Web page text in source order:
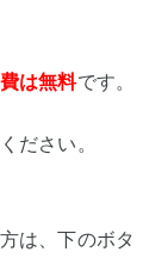
は無料です。
ださい。
は、下のボタ